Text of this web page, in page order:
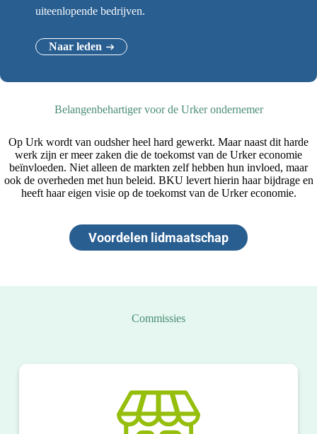
uiteenlopende bedrijven.
Naar leden
Belangenbehartiger voor de Urker ondernemer
Op Urk wordt van oudsher heel hard gewerkt. Maar naast dit harde
werk zijn er meer zaken die de toekomst van de Urker economie
beïnvloeden. Niet alleen de markten zelf hebben hun invloed, maar
ook de overheden met hun beleid. BKU levert hierin haar bijdrage en
heeft haar eigen visie op de toekomst van de Urker economie.
Voordelen lidmaatschap
Commissies